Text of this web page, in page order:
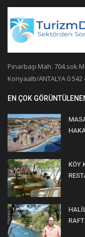
Pınarbaşı Mah. 704.sok
Konyaaltı/ANTALYA 0 542
EN ÇOK
KÖY